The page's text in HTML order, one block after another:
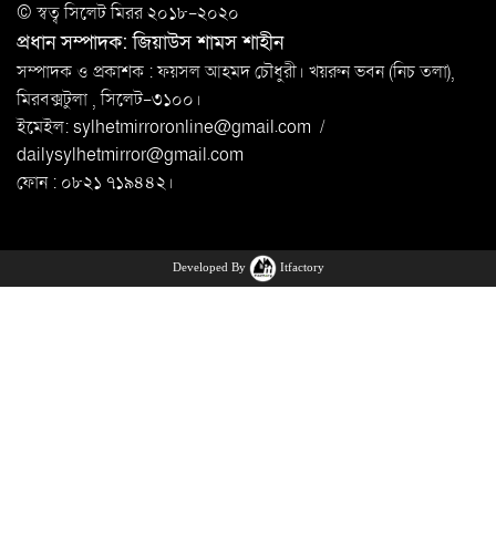
© স্বত্ব সি‌লেট মিরর ২০১৮-২০২০
প্রধান সম্পাদক: জিয়াউস শামস শাহীন
সম্পাদক ও প্রকাশক : ফয়সল আহমদ চৌধুরী। খয়রুন ভবন (নিচ তলা),
মিরবক্সটুলা ,সি‌লেট-৩১০০।
ইমেইল:sylhetmirroronline@gmail.com /
dailysylhetmirror@gmail.com
ফোন : ০৮২১ ৭১৯৪৪২।
Developed By Itfactory